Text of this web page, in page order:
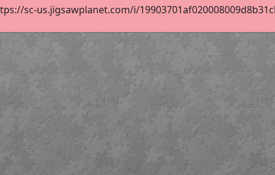
sc-us.jigsawplanet.com/i/